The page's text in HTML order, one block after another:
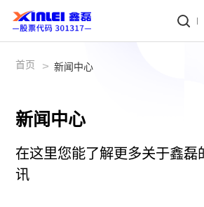
首页 > 新闻中心
新闻中心
在这里您能了解更多关于鑫磊
讯